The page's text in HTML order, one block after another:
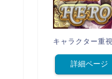
キャラクター重視
詳細ページ